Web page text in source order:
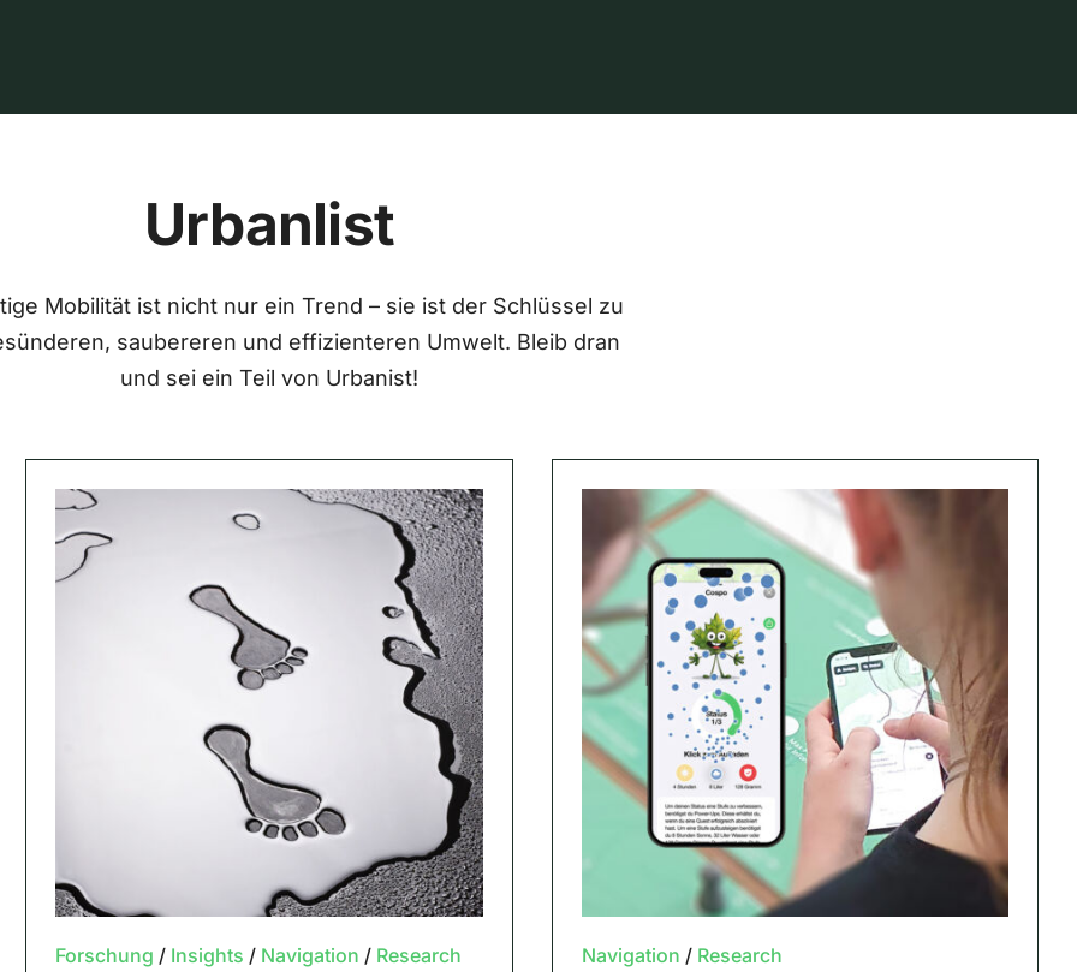
Urbanlist
Mobilität ist nicht nur ein Trend – sie ist der Schlüssel zu
saubereren und effizienteren Umwelt. Bleib dran
und sei ein Teil von Urbanist!
Forschung / Insights / Navigation / Research Navigation / Research